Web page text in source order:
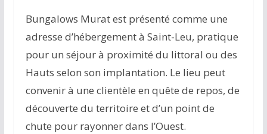
Bungalows Murat est présenté comme une
adresse d’hébergement à Saint-Leu, pratique
pour un séjour à proximité du littoral ou des
Hauts selon son implantation. Le lieu peut
convenir à une clientèle en quête de repos, de
découverte du territoire et d’un point de
chute pour rayonner dans l’Ouest.